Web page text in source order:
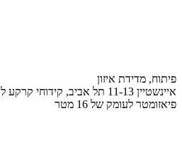
פיתוח, מדידת איזון
פיאזומטר לעומק של 16 מטר